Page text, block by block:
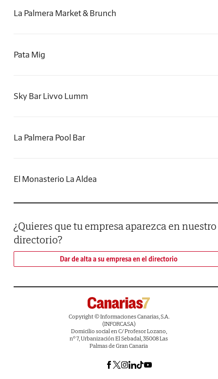
La Palmera Market & Brunch
Pata Mig
Sky Bar Livvo Lumm
La Palmera Pool Bar
El Monasterio La Aldea
¿Quieres que tu empresa aparezca en nuestro
directorio?
Dar de alta a su empresa en el directorio
Copyright © Informaciones Canarias, S.A.
(INFORCASA)
Domicilio social en C/ Profesor Lozano,
nº 7, Urbanización El Sebadal, 35008 Las
Palmas de Gran Canaria